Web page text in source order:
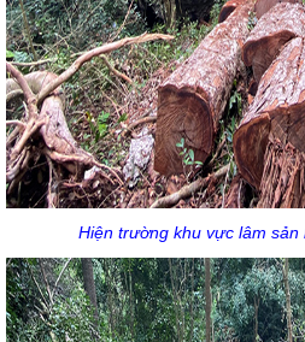
Hiện trường khu vực lâm sản